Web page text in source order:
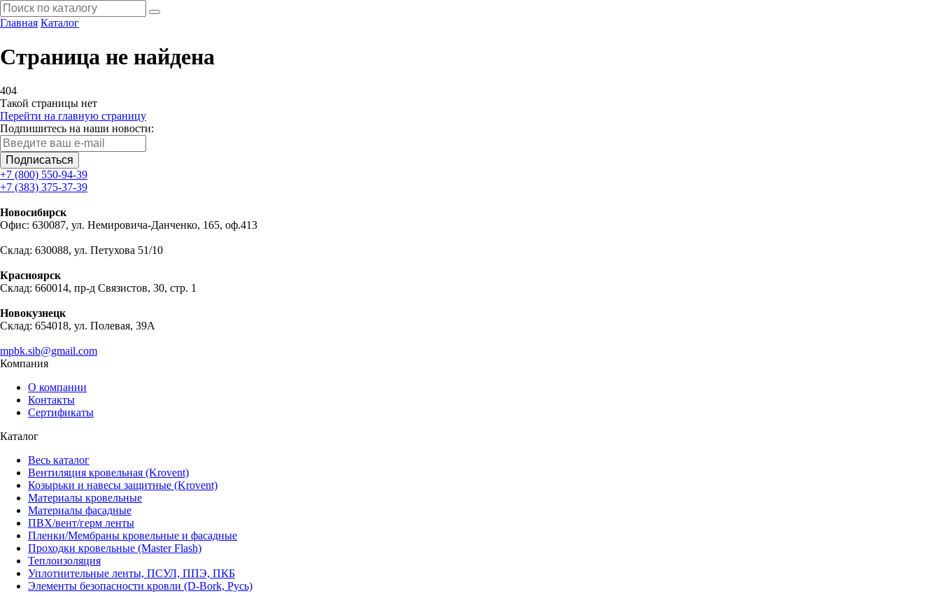
Главная Каталог
Страница не найдена
404
Такой страницы нет
Перейти на главную страницу
Подпишитесь на наши новости:
Подписаться
+7 (800) 550-94-39
+7 (383) 375-37-39
Новосибирск
Офис: 630087, ул. Немировича-Данченко, 165, оф.413
Склад: 630088, ул. Петухова 51/10
Красноярск
Склад: 660014, пр-д Связистов, 30, стр. 1
Новокузнецк
Склад: 654018, ул. Полевая, 39А
mpbk.sib@gmail.com
Компания
О компании
Контакты
Сертификаты
Каталог
Весь каталог
Вентиляция кровельная (Krovent)
Козырьки и навесы защитные (Krovent)
Материалы кровельные
Материалы фасадные
ПВХ/вент/герм ленты
Пленки/Мембраны кровельные и фасадные
Проходки кровельные (Master Flash)
Теплоизоляция
Уплотнительные ленты, ПСУЛ, ППЭ, ПКБ
Элементы безопасности кровли (D-Bork, Русь)